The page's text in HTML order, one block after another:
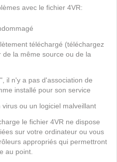
avec le fichier 4VR:
téléchargé (téléchargez
la même source ou de la
il n'y a pas d'association de
installé pour son service
ou un logiciel malveillant
le fichier 4VR ne dispose
sur votre ordinateur ou vous
appropriés qui permettront
au point.